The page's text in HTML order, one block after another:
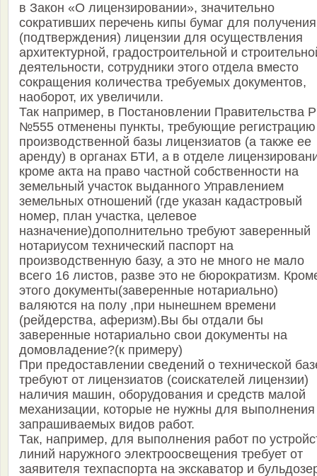
в Закон «О лицензировании», значительно
сокративших перечень кипы бумаг для получения
(подтверждения) лицензии для осуществления
архитектурной, градостроительной и
деятельности, сотрудники этого отдела вместо
сокращения количества требуемых документов,
наоборот, их увеличили.
Так например, в Постановлении Правительства
№555 отменены пункты, требующие регистрацию
производственной базы лицензиатов (а также ее
аренду) в органах БТИ, а в отделе
кроме акта на право частной собственности на
земельный участок выданного Управлением
земельных отношений (где указан кадастровый
номер, план участка, целевое
назначение)дополнительно требуют заверенный
нотариусом технический паспорт на
производственную базу, а это не много не мало
всего 16 листов, разве это не бюрократизм.
этого документы(заверенные нотариально)
валяются на полу ,при нынешнем времени
(рейдерства, аферизм).Вы бы отдали бы
заверенные нотариально свои документы на
домовладение?(к примеру)
При предоставлении сведений о технической
требуют от лицензиатов (соискателей лицензии)
наличия машин, оборудования и средств малой
механизации, которые не нужны для выполнения
запрашиваемых видов работ.
Так, например, для выполнения работ по
линий наружного электроосвещения требует от
заявителя техпаспорта на экскаватор и